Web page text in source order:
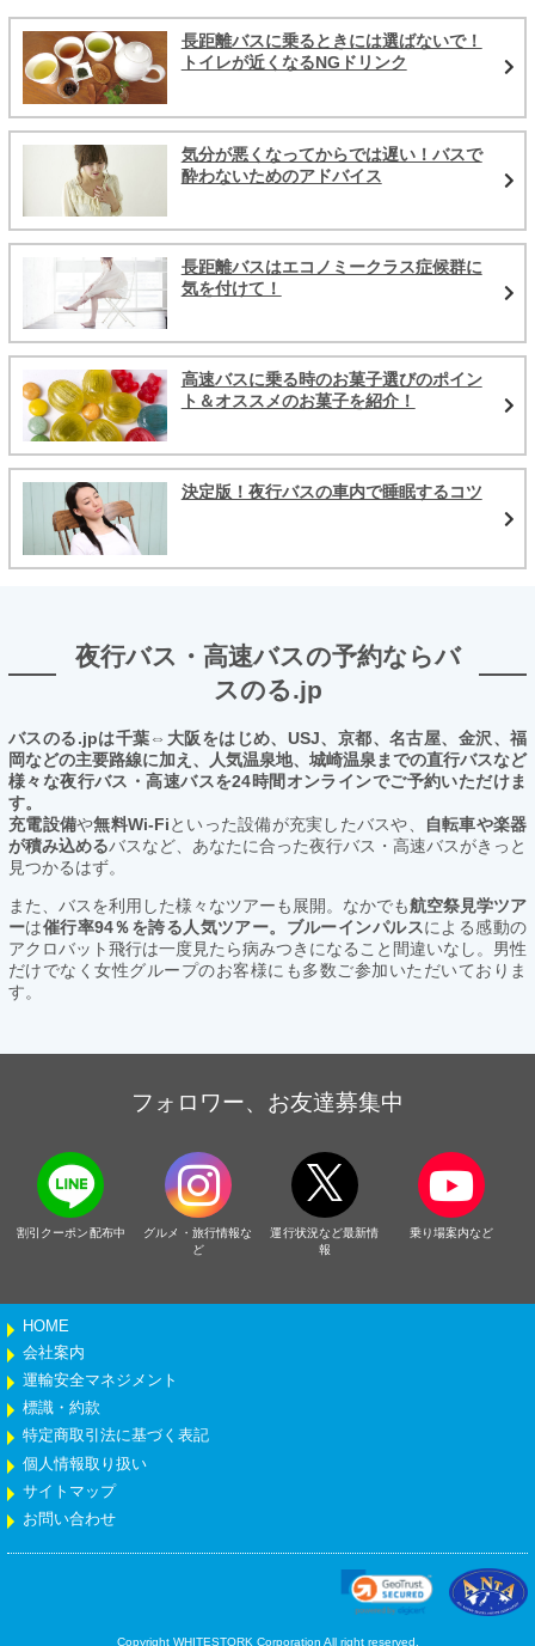
長距離バスに乗るときには選ばないで！
トイレが近くなるNGドリンク
気分が悪くなってからでは遅い！バスで
酔わないためのアドバイス
長距離バスはエコノミークラス症候群に
気を付けて！
高速バスに乗る時のお菓子選びのポイン
ト＆オススメのお菓子を紹介！
決定版！夜行バスの車内で睡眠するコツ
夜行バス・高速バスの予約ならバ
スのる.jp
バスのる.jpは千葉⇔大阪をはじめ、USJ、京都、名古屋、金沢、福
岡などの主要路線に加え、人気温泉地、城崎温泉までの直行バスなど
様々な夜行バス・高速バスを24時間オンラインでご予約いただけま
す。
充電設備や無料Wi-Fiといった設備が充実したバスや、
自転車や楽器
が積み込めるバスなど、あなたに合った夜行バス・高速バスがきっと
見つかるはず。
また、バスを利用した様々なツアーも展開。なかでも航空祭見学ツア
ーは催行率94％を誇る人気ツアー。ブルーインパルスによる感動の
アクロバット飛行は一度見たら病みつきになること間違いなし。男性
だけでなく女性グループのお客様にも多数ご参加いただいておりま
す。
フォロワー、お友達募集中
割引クーポン配布中
グルメ・旅行情報な
ど
運行状況など最新情
報
乗り場案内など
HOME
会社案内
運輸安全マネジメント
標識・約款
特定商取引法に基づく表記
個人情報取り扱い
サイトマップ
お問い合わせ
Copyright WHITESTORK Corporation All right reserved.